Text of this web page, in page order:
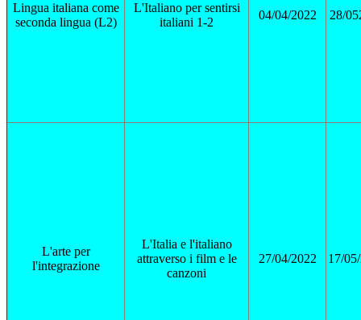
Lingua italiana come
seconda lingua (L2)
L'Italiano per sentirsi
italiani 1-2
04/04/2022 28/
L'arte per
l'integrazione
L'Italia e l'italiano
attraverso i film e le
canzoni
27/04/2022 17/